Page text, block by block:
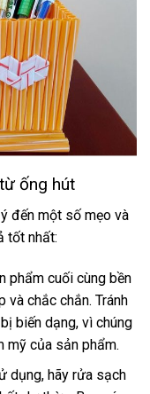
ống hút
đến một số mẹo và
tốt nhất:
phẩm cuối cùng bền
và chắc chắn. Tránh
biến dạng, vì chúng
mỹ của sản phẩm.
dụng, hãy rửa sạch